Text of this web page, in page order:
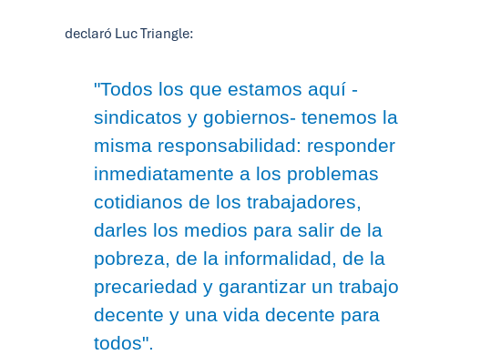
declaró Luc Triangle:
"Todos los que estamos aquí -
sindicatos y gobiernos- tenemos la
misma responsabilidad: responder
inmediatamente a los problemas
cotidianos de los trabajadores,
darles los medios para salir de la
pobreza, de la informalidad, de la
precariedad y garantizar un trabajo
decente y una vida decente para
todos".